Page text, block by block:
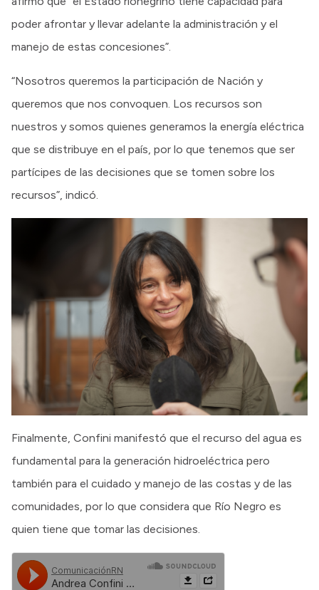
poder afrontar y llevar adelante la administración y el
manejo de estas concesiones”.
“Nosotros queremos la participación de Nación y
queremos que nos convoquen. Los recursos son
nuestros y somos quienes generamos la energía eléctrica
que se distribuye en el país, por lo que tenemos que ser
partícipes de las decisiones que se tomen sobre los
recursos”, indicó.
Finalmente, Confini manifestó que el recurso del agua es
fundamental para la generación hidroeléctrica pero
también para el cuidado y manejo de las costas y de las
comunidades, por lo que considera que Río Negro es
quien tiene que tomar las decisiones.